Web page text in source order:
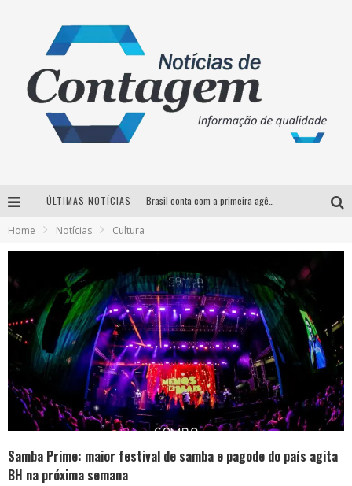
ÚLTIMAS NOTÍCIAS
Suzy Brasil desembarca em Belo Horizonte nesta quinta-feira com o espetáculo “Uma Noite Horripilante”
Home Notícias Cultura
Samba Prime: maior festival de samba e pagode do país agita
BH na próxima semana